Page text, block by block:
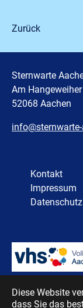
Diese Website
dass Sie das
Zurück
Sternwarte
Am
52068 Aachen
Kontakt
Impressum
Datenschutz